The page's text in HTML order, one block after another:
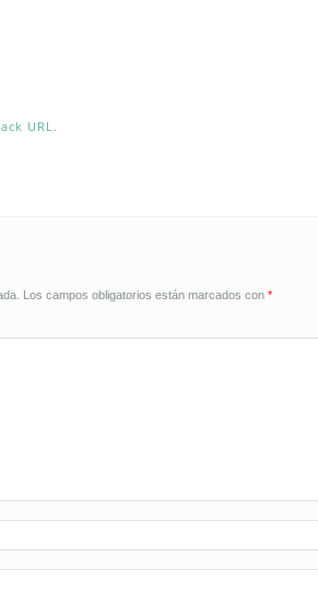
URL .
Los campos obligatorios están marcados con *